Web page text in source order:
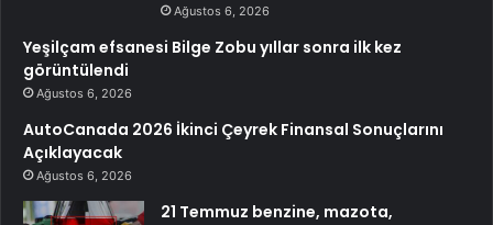
Ağustos 6, 2026
Yeşilçam efsanesi Bilge Zobu yıllar sonra ilk kez
görüntülendi
Ağustos 6, 2026
AutoCanada 2026 İkinci Çeyrek Finansal Sonuçlarını
Açıklayacak
Ağustos 6, 2026
21 Temmuz benzine, mazota,